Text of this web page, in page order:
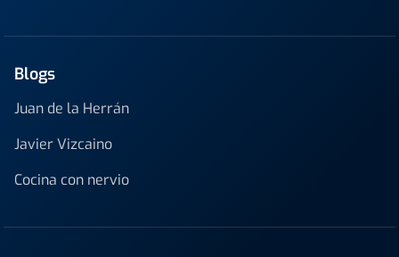
Blogs
Juan de la Herrán
Javier Vizcaino
Cocina con nervio